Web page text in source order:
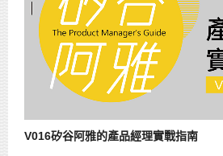
V016矽谷阿雅的產品經理實戰指南